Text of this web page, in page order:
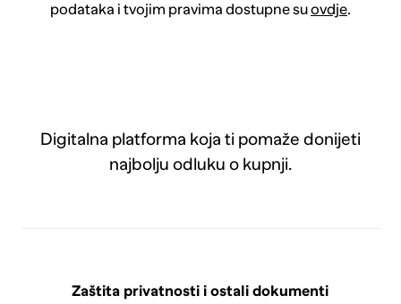
podataka i tvojim pravima dostupne suovdje.
Digitalna platforma koja ti pomaže donijeti
najbolju odluku o kupnji.
Zaštita privatnosti i ostali dokumenti